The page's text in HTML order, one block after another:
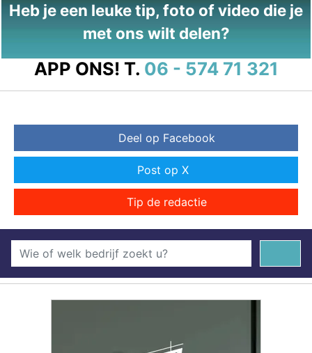
Heb je een leuke tip, foto of video die je
met ons wilt delen?
APP ONS! T. 06 - 574 71 321
Deel op Facebook
Post op X
Tip de redactie